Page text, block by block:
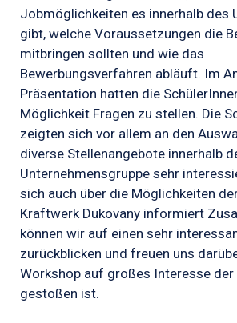
Jobmöglichkeiten es innerhalb des
gibt, welche Voraussetzungen die
mitbringen sollten und wie das
Bewerbungsverfahren abläuft. Im
Präsentation hatten die
Möglichkeit Fragen zu stellen. Die
zeigten sich vor allem an den
diverse Stellenangebote innerhalb
Unternehmensgruppe sehr
sich auch über die Möglichkeiten
Kraftwerk Dukovany informiert
können wir auf einen sehr
zurückblicken und freuen uns
Workshop auf großes Interesse der
gestoßen ist.